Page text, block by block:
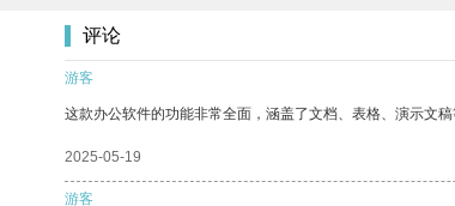
评论
游客
这款办公软件的功能非常全面，涵盖了文档、表格、演示文
2025-05-19
游客